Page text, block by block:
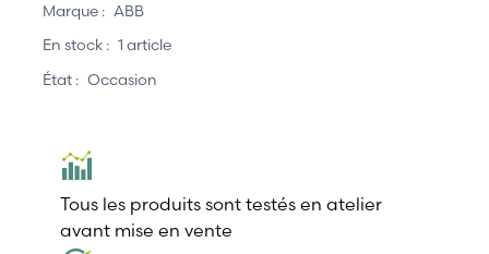
Marque : ABB
En stock : 1 article
État : Occasion
Tous les produits sont testés en atelier
avant mise en vente